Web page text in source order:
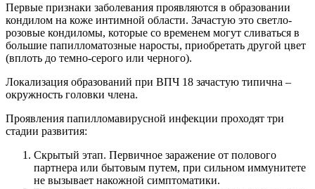
Первые признаки заболевания проявляются в образовании
кондилом на коже интимной области. Зачастую это светло-
розовые кондиломы, которые со временем могут сливаться в
большие папилломатозные наросты, приобретать другой цвет
(вплоть до темно-серого или черного).
Локализация образований при ВПЧ 18 зачастую типична –
окружность головки члена.
Проявления папилломавирусной инфекции проходят три
стадии развития:
Скрытый этап. Первичное заражение от полового
партнера или бытовым путем, при сильном иммунитете
не вызывает накожной симптоматики.